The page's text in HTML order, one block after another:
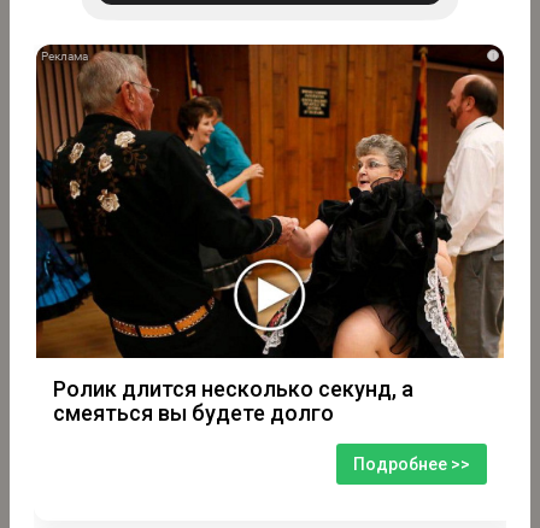
i
Ролик длится несколько секунд, а
смеяться вы будете долго
Подробнее >>